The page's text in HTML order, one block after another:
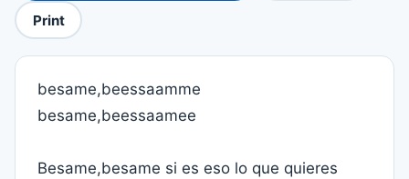
Print
besame,beessaamme
besame,beessaamee
Besame,besame si es eso lo que quieres